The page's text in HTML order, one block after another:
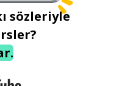
sözleriyle